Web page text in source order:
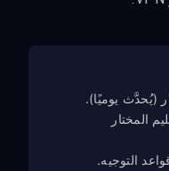
(يُحدَّث يوميًا).
المختار